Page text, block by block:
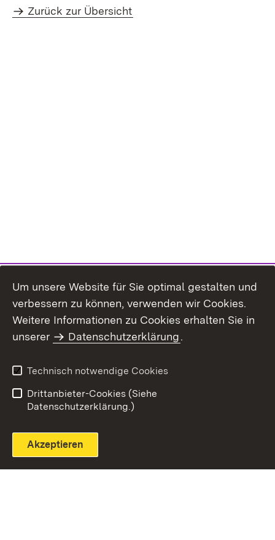
Zurück zur Übersicht
Themenübersicht
Um unsere Website für Sie optimal gestalten und
verbessern zu können, verwenden wir Cookies.
Weitere Informationen zu Cookies erhalten Sie in
unserer
Datenschutzerklärung.
Technisch notwendige Cookies
Drittanbieter-Cookies (Siehe
Datenschutzerklärung.)
Akzeptieren